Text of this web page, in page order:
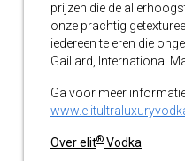
prijzen die de
onze prachtig
iedereen te eren die
Gaillard, International
Ga voor meer
Over elit® Vodka